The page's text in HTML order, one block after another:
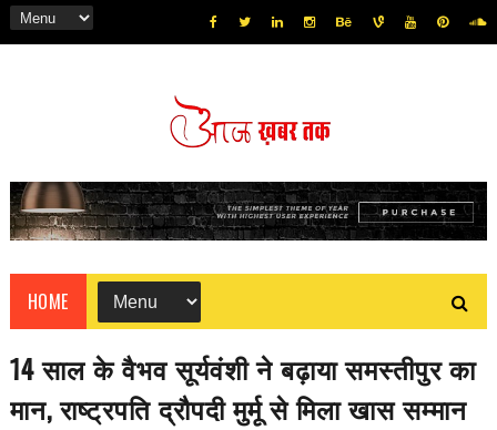
HOME
14 साल के वैभव सूर्यवंशी ने बढ़ाया समस्तीपुर का
मान, राष्ट्रपति द्रौपदी मुर्मू से मिला खास सम्मान